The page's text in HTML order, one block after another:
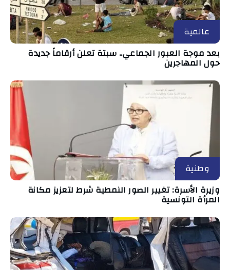
عالمية
بعد موجة العبور الجماعي.. سبتة تعلن أرقاماً جديدة
حول المهاجرين
وطنية
وزيرة الأسرة: تغيير الصور النمطية شرط لتعزيز مكانة
المرأة التونسية